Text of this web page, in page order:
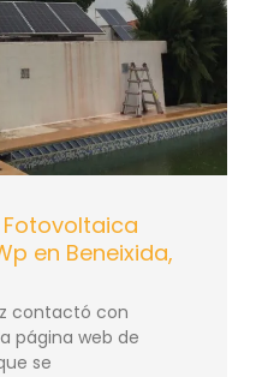
en Beneixida,
contactó con
página web de
se